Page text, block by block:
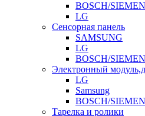
BOSCH/
LG
Сенсорная панель
SAMSUNG
LG
BOSCH/
Электронный
LG
Samsung
BOSCH/
Тарелка и ролики